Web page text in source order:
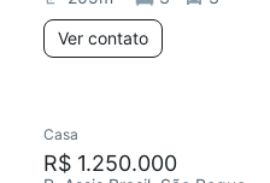
Ver contato
Casa
R$ 1.250.000